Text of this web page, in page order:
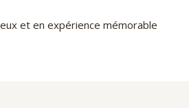
et en expérience mémorable